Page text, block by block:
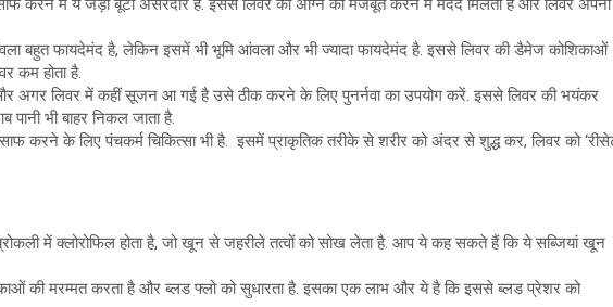
करने में ये जड़ी बूटी असरदार है. इससे लिवर की अग्नि को मजबूत करने में मदद मिलती है और लिवर अपना
बहुत फायदेमंद है, लेकिन इसमें भी भूमि आंवला और भी ज्यादा फायदेमंद है. इससे लिवर की डैमेज कोशिकाओं
कम होता है.
अगर लिवर में कहीं सूजन आ गई है उसे ठीक करने के लिए पुनर्नवा का उपयोग करें. इससे लिवर की भयंकर
भी बाहर निकल जाता है.
करने के लिए पंचकर्म चिकित्सा भी है. इसमें प्राकृतिक तरीके से शरीर को अंदर से शुद्ध कर, लिवर को
में क्लोरोफिल होता है, जो खून से जहरीले तत्वों को सोख लेता है. आप ये कह सकते हैं कि ये सब्जियां खून
की मरम्मत करता है और ब्लड फ्लो को सुधारता है. इसका एक लाभ और ये है कि इससे ब्लड प्रेशर को